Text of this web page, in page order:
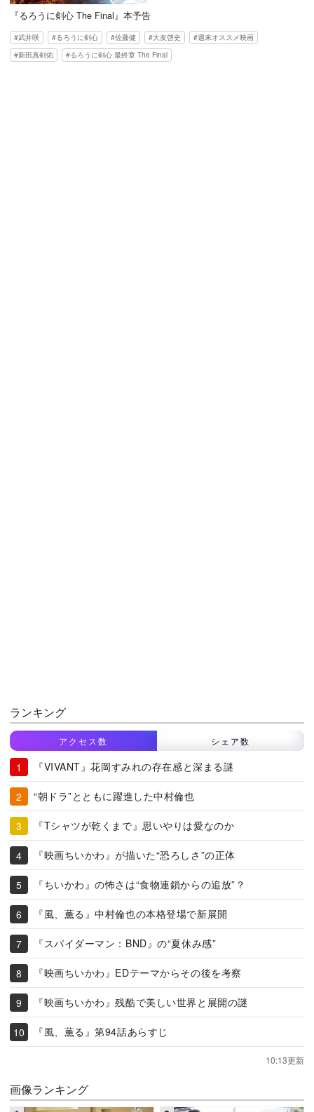
『るろうに剣心 The Final』本予告
武井咲 るろうに剣心 佐藤健 大友啓史
週末オススメ映画
新田真剣佑
るろうに剣心 最終章 The Final
ランキング
アクセス数 シェア数
『VIVANT』花岡すみれの存在感と深まる謎
“朝ドラ”とともに躍進した中村倫也
『Tシャツが乾くまで』思いやりは愛なのか
『映画ちいかわ』が描いた“恐ろしさ”の正体
『ちいかわ』の怖さは“食物連鎖からの追放”？
『風、薫る』中村倫也の本格登場で新展開
『スパイダーマン：BND』の“夏休み感”
『映画ちいかわ』EDテーマからその後を考察
『映画ちいかわ』残酷で美しい世界と展開の謎
『風、薫る』第94話あらすじ
10:13更新
画像ランキング